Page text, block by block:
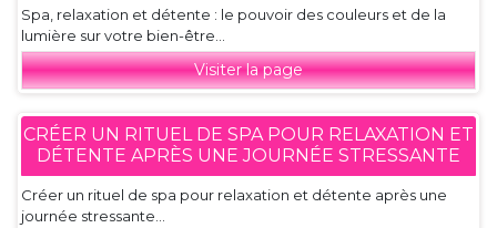
Spa, relaxation et détente : le pouvoir des couleurs et de la
lumière sur votre bien-être...
Visiter la page
CRÉER UN RITUEL DE SPA POUR RELAXATION ET
DÉTENTE APRÈS UNE JOURNÉE STRESSANTE
Créer un rituel de spa pour relaxation et détente après une
journée stressante...